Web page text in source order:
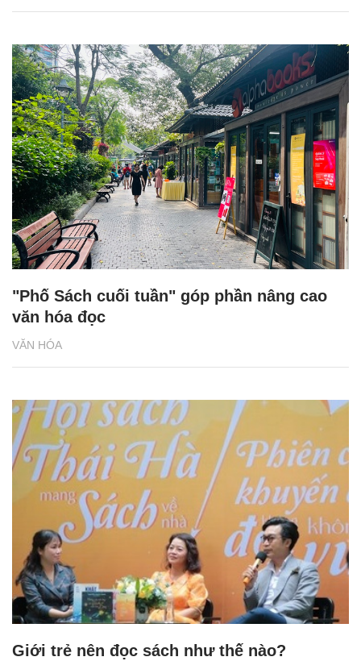
VĂN HÓA
"Phố Sách cuối tuần" góp phần nâng cao
văn hóa đọc
Giới trẻ nên đọc sách như thế nào?